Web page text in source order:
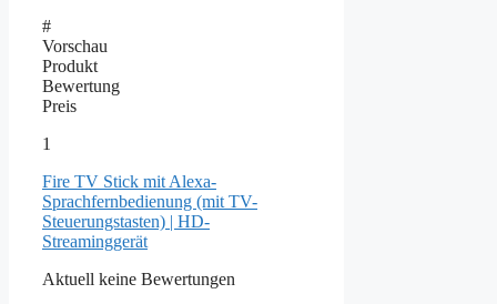
#
Vorschau
Produkt
Bewertung
Preis
1
Fire TV Stick mit Alexa-
Sprachfernbedienung (mit TV-
Steuerungstasten) | HD-
Streaminggerät
Aktuell keine Bewertungen